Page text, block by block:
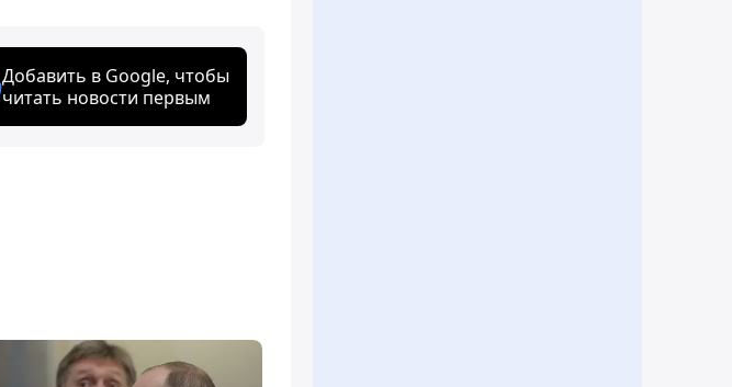
Добавить в Google, чтобы
читать новости первым